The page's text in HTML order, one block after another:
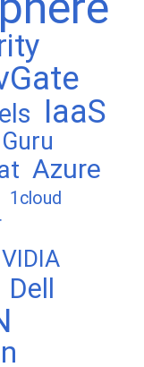
IaaS
Azure
1cloud
Dell